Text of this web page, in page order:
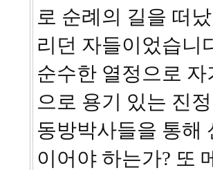
로 순례의 길을 떠
리던 자들이었습니
순수한 열정으로
으로 용기 있는 진
동방박사들을 통해
이어야 하는가? 또